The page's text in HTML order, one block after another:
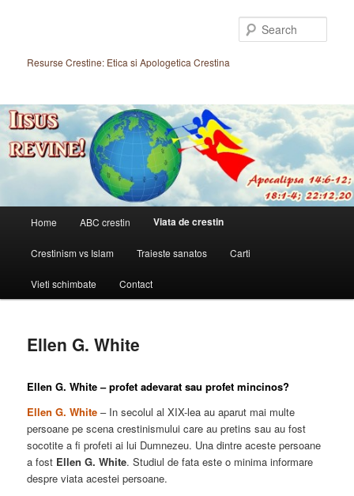
contentResurse Crestine: Etica si Apologetica Crestina
Home ABC crestin Viata de crestin
Crestinism vs Islam Traieste sanatos Carti
Vieti schimbate Contact
Ellen G. White
Ellen G. White – profet adevarat sau profet mincinos?
Ellen G. White – In secolul al XIX-lea au aparut mai multe
persoane pe scena crestinismului care au pretins sau au fost
socotite a fi profeti ai lui Dumnezeu. Una dintre aceste persoane
a fost Ellen G. White. Studiul de fata este o minima informare
despre viata acestei persoane.